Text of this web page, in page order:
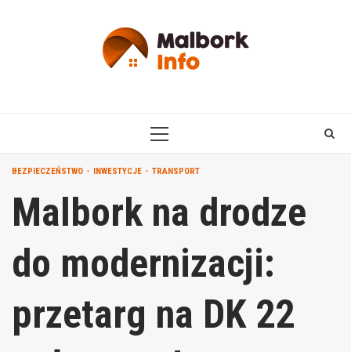
PRIMARY
BEZPIECZEŃSTWO INWESTYCJE TRANSPORT
Malbork na drodze
do modernizacji:
przetarg na DK 22